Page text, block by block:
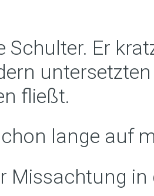
Schulter. Er
fließt.
lange auf
Missachtung in